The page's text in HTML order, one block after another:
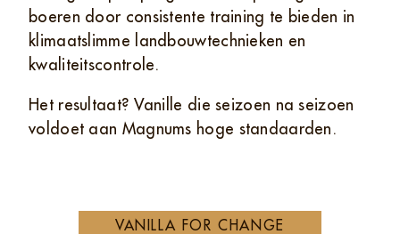
boeren door consistente training te bieden in
klimaatslimme landbouwtechnieken en
kwaliteitscontrole.
Het resultaat? Vanille die seizoen na seizoen
voldoet aan Magnums hoge standaarden.
VANILLA FOR CHANGE